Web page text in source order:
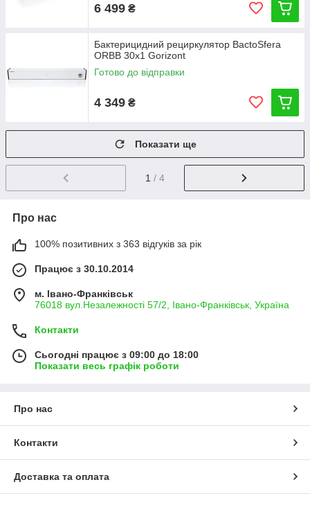
6 499 ₴
Бактерицидний рециркулятор BactoSfera
ORBB 30x1 Gorizont
Готово до відправки
4 349 ₴
Показати ще
1 / 4
Про нас
100% позитивних з 363 відгуків за рік
Працює з 30.10.2014
м. Івано-Франківськ
76018 вул.Незалежності 57/2, Івано-Франківськ, Україна
Контакти
Сьогодні працює з 09:00 до 18:00
Показати весь графік роботи
Про нас
Контакти
Доставка та оплата